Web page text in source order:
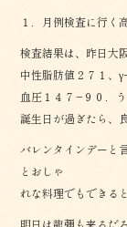
１．月例検査に行く
検査結果は、昨日大
中性脂肪値２７１、
血圧１４７−９０．
誕生日が過ぎたら、
バレンタインデーと
とおしゃ
れな料理でもできる